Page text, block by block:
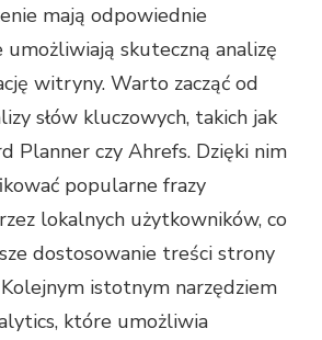
mają odpowiednie
umożliwiają skuteczną analizę
witryny. Warto zacząć od
słów kluczowych, takich jak
Planner czy Ahrefs. Dzięki nim
popularne frazy
lokalnych użytkowników, co
dostosowanie treści strony
istotnym narzędziem
które umożliwia